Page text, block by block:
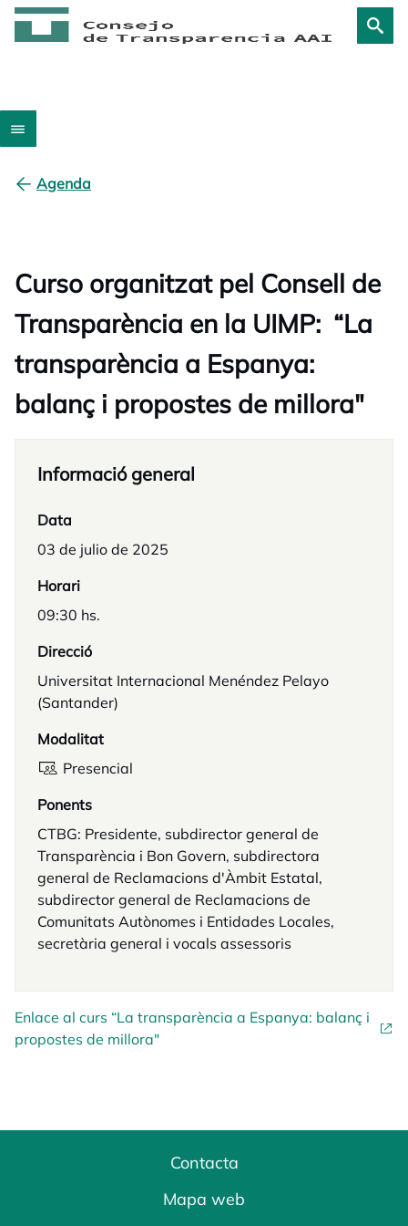
Agenda
Curso organitzat pel Consell de
Transparència en la UIMP: “La
transparència a Espanya:
balanç i propostes de millora"
Informació general
Data
03 de julio de 2025
Horari
09:30 hs.
Direcció
Universitat Internacional Menéndez Pelayo
(Santander)
Modalitat
Presencial
Ponents
CTBG: Presidente, subdirector general de
Transparència i Bon Govern, subdirectora
general de Reclamacions d'Àmbit Estatal,
subdirector general de Reclamacions de
Comunitats Autònomes i Entidades Locales,
secretària general i vocals assessoris
Enlace al curs “La transparència a Espanya: balanç i
propostes de millora"
Contacta
Mapa web